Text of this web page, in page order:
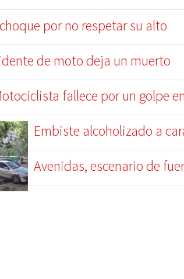
por no respetar su alto
de moto deja un muerto
fallece por un golpe
Embiste alcoholizado a
Avenidas, escenario de